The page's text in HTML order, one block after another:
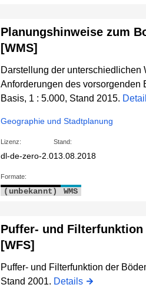
Planungshinweise zum
[WMS]
Darstellung der
Anforderungen des vorsorgenden
Basis, 1 : 5.000, Stand 2015.
Geographie und Stadtplanung
Lizenz:
dl-de-zero-2.0
Stand:
13.08.2018
Formate:
(unbekannt) WMS
Puffer- und Filterfunktion
[WFS]
Puffer- und Filterfunktion der
Stand 2001. Details